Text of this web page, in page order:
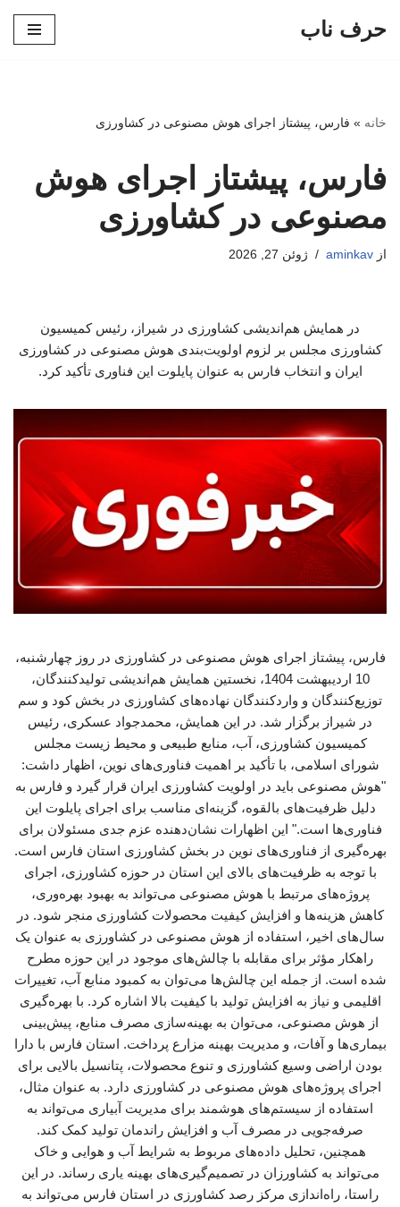
حرف ناب
خانه » فارس، پیشتاز اجرای هوش مصنوعی در کشاورزی
فارس، پیشتاز اجرای هوش
مصنوعی در کشاورزی
از aminkav ژوئن 27, 2026
در همایش هم‌اندیشی کشاورزی در شیراز، رئیس کمیسیون
کشاورزی مجلس بر لزوم اولویت‌بندی هوش مصنوعی در کشاورزی
ایران و انتخاب فارس به عنوان پایلوت این فناوری تأکید کرد.
فارس، پیشتاز اجرای هوش مصنوعی در کشاورزی در روز چهارشنبه،
10 اردیبهشت 1404، نخستین همایش هم‌اندیشی تولیدکنندگان،
توزیع‌کنندگان و واردکنندگان نهاده‌های کشاورزی در بخش کود و سم
در شیراز برگزار شد. در این همایش، محمدجواد عسکری، رئیس
کمیسیون کشاورزی، آب، منابع طبیعی و محیط زیست مجلس
شورای اسلامی، با تأکید بر اهمیت فناوری‌های نوین، اظهار داشت:
"هوش مصنوعی باید در اولویت کشاورزی ایران قرار گیرد و فارس به
دلیل ظرفیت‌های بالقوه، گزینه‌ای مناسب برای اجرای پایلوت این
فناوری‌ها است." این اظهارات نشان‌دهنده عزم جدی مسئولان برای
بهره‌گیری از فناوری‌های نوین در بخش کشاورزی استان فارس است.
با توجه به ظرفیت‌های بالای این استان در حوزه کشاورزی، اجرای
پروژه‌های مرتبط با هوش مصنوعی می‌تواند به بهبود بهره‌وری،
کاهش هزینه‌ها و افزایش کیفیت محصولات کشاورزی منجر شود. در
سال‌های اخیر، استفاده از هوش مصنوعی در کشاورزی به عنوان یک
راهکار مؤثر برای مقابله با چالش‌های موجود در این حوزه مطرح
شده است. از جمله این چالش‌ها می‌توان به کمبود منابع آب، تغییرات
اقلیمی و نیاز به افزایش تولید با کیفیت بالا اشاره کرد. با بهره‌گیری
از هوش مصنوعی، می‌توان به بهینه‌سازی مصرف منابع، پیش‌بینی
بیماری‌ها و آفات، و مدیریت بهینه مزارع پرداخت. استان فارس با دارا
بودن اراضی وسیع کشاورزی و تنوع محصولات، پتانسیل بالایی برای
اجرای پروژه‌های هوش مصنوعی در کشاورزی دارد. به عنوان مثال،
استفاده از سیستم‌های هوشمند برای مدیریت آبیاری می‌تواند به
صرفه‌جویی در مصرف آب و افزایش راندمان تولید کمک کند.
همچنین، تحلیل داده‌های مربوط به شرایط آب و هوایی و خاک
می‌تواند به کشاورزان در تصمیم‌گیری‌های بهینه یاری رساند. در این
راستا، راه‌اندازی مرکز رصد کشاورزی در استان فارس می‌تواند به